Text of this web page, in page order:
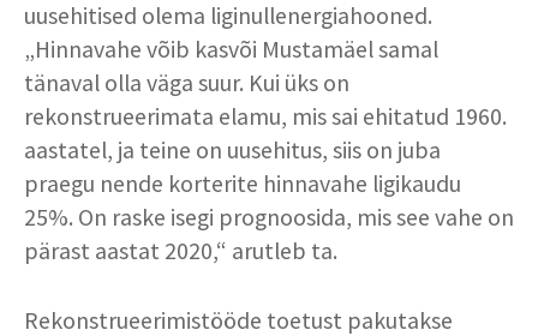
uusehitised olema liginullenergiahooned.
„Hinnavahe võib kasvõi Mustamäel samal
tänaval olla väga suur. Kui üks on
rekonstrueerimata elamu, mis sai ehitatud 1960.
aastatel, ja teine on uusehitus, siis on juba
praegu nende korterite hinnavahe ligikaudu
25%. On raske isegi prognoosida, mis see vahe on
pärast aastat 2020,“ arutleb ta.
Rekonstrueerimistööde toetust pakutakse